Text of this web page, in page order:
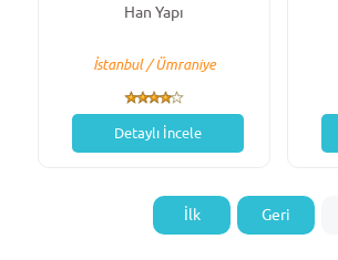
Han Yapı
İstanbul / Ümraniye
Detaylı İncele
İlk Geri